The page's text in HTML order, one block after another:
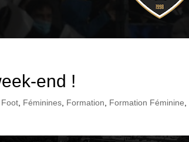
end !
, Féminines, Formation, Formation Féminine,